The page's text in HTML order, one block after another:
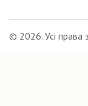
© 2026. Усі права